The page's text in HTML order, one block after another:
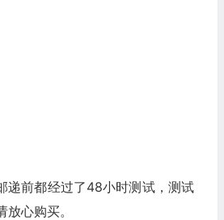
递前都经过了48小时测试，测试
心购买。